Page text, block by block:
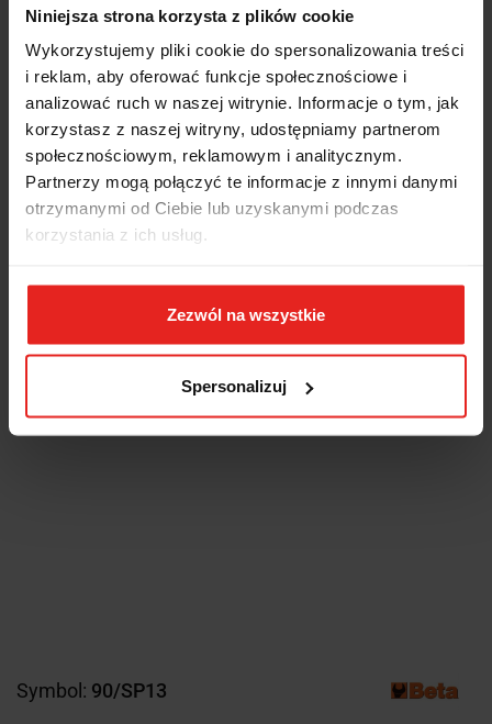
Niniejsza strona korzysta z plików cookie
Wykorzystujemy pliki cookie do spersonalizowania treści
i reklam, aby oferować funkcje społecznościowe i
analizować ruch w naszej witrynie. Informacje o tym, jak
korzystasz z naszej witryny, udostępniamy partnerom
społecznościowym, reklamowym i analitycznym.
Partnerzy mogą połączyć te informacje z innymi danymi
otrzymanymi od Ciebie lub uzyskanymi podczas
korzystania z ich usług.
Zezwól na wszystkie
Spersonalizuj
Symbol: 90/SP13